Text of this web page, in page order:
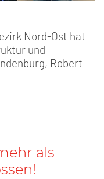
Nord-Ost hat
und
Robert
als